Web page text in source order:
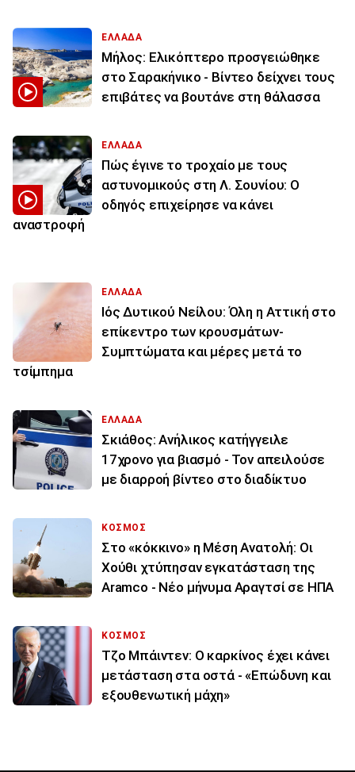
ΕΛΛΑΔΑ
Μήλος: Ελικόπτερο προσγειώθηκε
στο Σαρακήνικο - Βίντεο δείχνει τους
επιβάτες να βουτάνε στη θάλασσα
ΕΛΛΑΔΑ
Πώς έγινε το τροχαίο με τους
αστυνομικούς στη Λ. Σουνίου: Ο
οδηγός επιχείρησε να κάνει
αναστροφή
ΕΛΛΑΔΑ
Ιός Δυτικού Νείλου: Όλη η Αττική στο
επίκεντρο των κρουσμάτων-
Συμπτώματα και μέρες μετά το
τσίμπημα
ΕΛΛΑΔΑ
Σκιάθος: Ανήλικος κατήγγειλε
17χρονο για βιασμό - Τον απειλούσε
με διαρροή βίντεο στο διαδίκτυο
ΚΟΣΜΟΣ
Στο «κόκκινο» η Μέση Ανατολή: Οι
Χούθι χτύπησαν εγκατάσταση της
Aramco - Νέο μήνυμα Αραγτσί σε ΗΠΑ
ΚΟΣΜΟΣ
Τζο Μπάιντεν: Ο καρκίνος έχει κάνει
μετάσταση στα οστά - «Επώδυνη και
εξουθενωτική μάχη»